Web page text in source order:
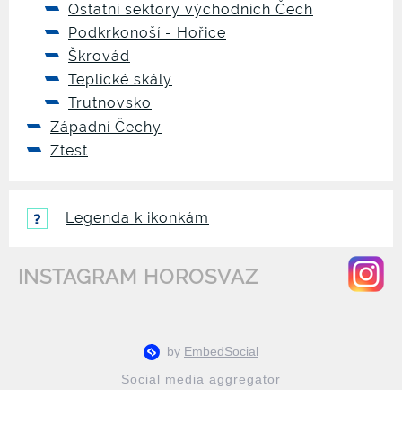
Ostatní sektory východních Čech
Podkrkonoší - Hořice
Škrovád
Teplické skály
Trutnovsko
Západní Čechy
Ztest
Legenda k ikonkám
INSTAGRAM HOROSVAZ
Social media aggregator